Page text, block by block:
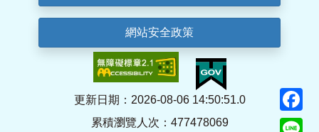
網站安全政策
更新日期：2026-08-06 14:50:51.0
累積瀏覽人次：477478069